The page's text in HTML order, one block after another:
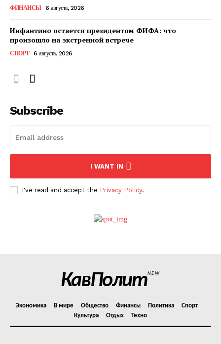
ПОДПИСАТЬСЯ СЕЙЧАС
О нас
Политика конфиденциальности
ФИНАНСЫ 6 августа, 2026
Инфантино остается президентом ФИФА: что
произошло на экстренной встрече
СПОРТ 6 августа, 2026
Subscribe
I WANT IN
I've read and accept the Privacy Policy.
КавПолитNEW
Экономика В мире Общество Финансы Политика
Спорт
Культура
Отдых Техно